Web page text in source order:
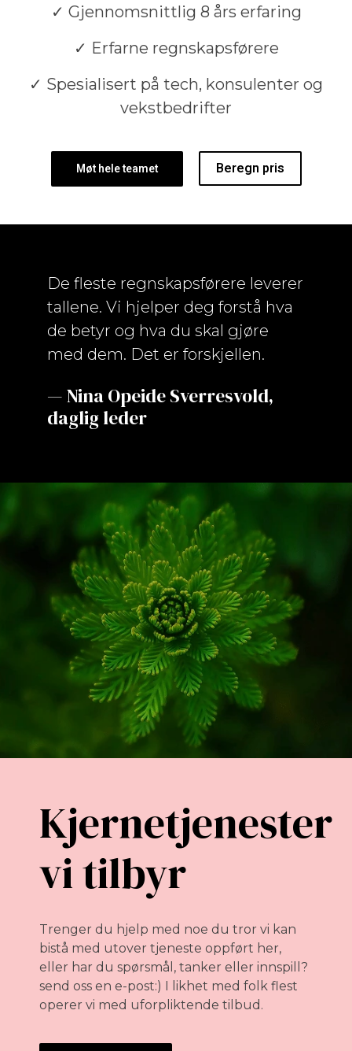
✓ Gjennomsnittlig 8 års erfaring
✓ Erfarne regnskapsførere
✓ Spesialisert på tech, konsulenter og
vekstbedrifter
Møt hele teamet Beregn pris
De fleste regnskapsførere leverer
tallene. Vi hjelper deg forstå hva
de betyr og hva du skal gjøre
med dem. Det er forskjellen.
— Nina Opeide Sverresvold,
daglig leder
Kjernetjenester
vi tilbyr
Trenger du hjelp med noe du tror vi kan
bistå med utover tjeneste oppført her,
eller har du spørsmål, tanker eller innspill?
send oss en e-post:) I likhet med folk flest
operer vi med uforpliktende tilbud.